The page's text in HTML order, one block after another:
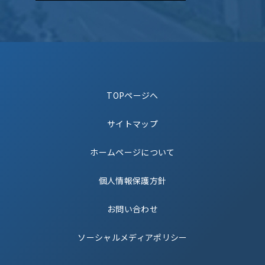
TOPページへ
サイトマップ
ホームページについて
個人情報保護方針
お問い合わせ
ソーシャルメディアポリシー